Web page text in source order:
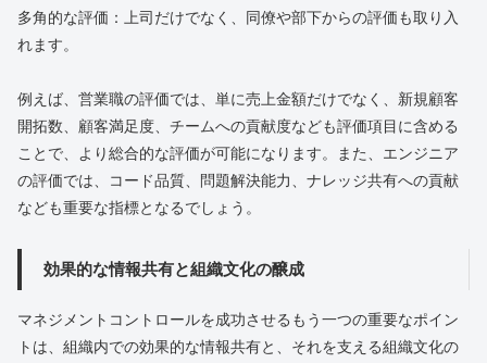
多角的な評価：上司だけでなく、同僚や部下からの評価も取り入
れます。
例えば、営業職の評価では、単に売上金額だけでなく、新規顧客
開拓数、顧客満足度、チームへの貢献度なども評価項目に含める
ことで、より総合的な評価が可能になります。また、エンジニア
の評価では、コード品質、問題解決能力、ナレッジ共有への貢献
なども重要な指標となるでしょう。
効果的な情報共有と組織文化の醸成
マネジメントコントロールを成功させるもう一つの重要なポイン
トは、組織内での効果的な情報共有と、それを支える組織文化の